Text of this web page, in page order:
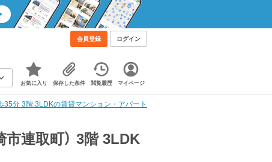
会員登録 ログイン
お気に入り 保存した条件 閲覧履歴 マイページ
35分 3階 3LDKの賃貸マンション・アパート
連取町） 3階 3LDK